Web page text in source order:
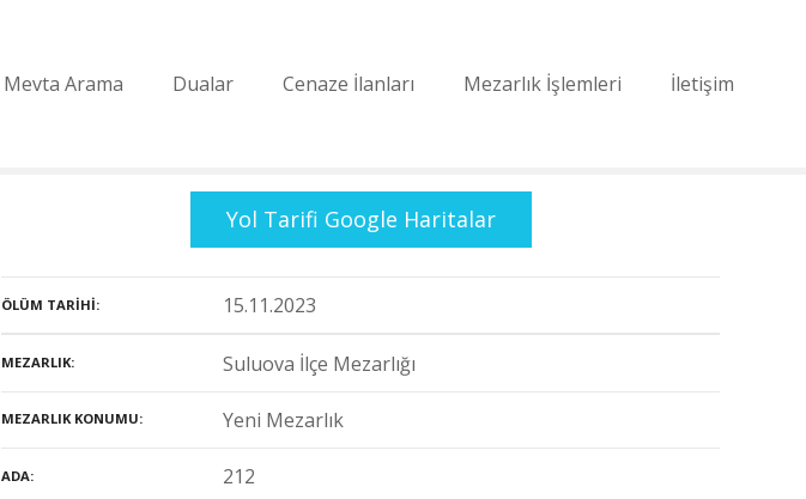
Mevta Arama Dualar Cenaze İlanları Mezarlık İşlemleri İletişim
Yol Tarifi Google Haritalar
ÖLÜM TARIHI 15.11.2023
MEZARLIK Suluova İlçe Mezarlığı
MEZARLIK KONUMU Yeni Mezarlık
ADA 212